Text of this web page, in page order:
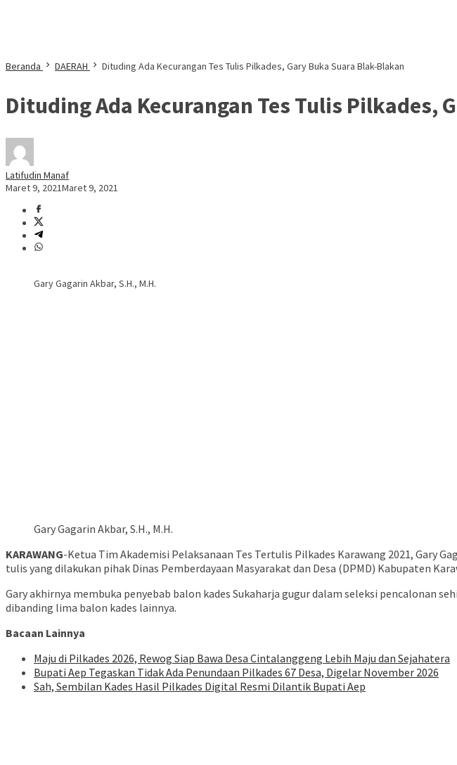
Beranda DAERAH Dituding Ada Kecurangan Tes Tulis Pilkades, Gary Buka Suara Blak-Blakan
Dituding Ada Kecurangan Tes Tulis Pilkades,
Latifudin Manaf
Maret 9, 2021Maret 9, 2021
Gary Gagarin Akbar, S.H., M.H.
Gary Gagarin Akbar, S.H., M.H.
KARAWANG-Ketua Tim Akademisi Pelaksanaan Tes Tertulis Pilkades Karawang 2021, Gary
tulis yang dilakukan pihak Dinas Pemberdayaan Masyarakat dan Desa (DPMD) Kabupaten
Gary akhirnya membuka penyebab balon kades Sukaharja gugur dalam seleksi
dibanding lima balon kades lainnya.
Bacaan Lainnya
Maju di Pilkades 2026, Rewog Siap Bawa Desa Cintalanggeng Lebih Maju dan Sejahatera
Bupati Aep Tegaskan Tidak Ada Penundaan Pilkades 67 Desa, Digelar November 2026
Sah, Sembilan Kades Hasil Pilkades Digital Resmi Dilantik Bupati Aep